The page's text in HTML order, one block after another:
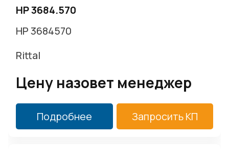
HP 3684.570
HP 3684570
Rittal
Цену назовет менеджер
Подробнее Запросить КП